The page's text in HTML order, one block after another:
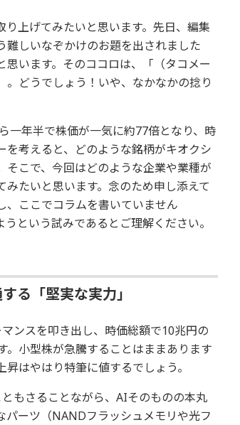
上げてみたいと思います。先日、編集
しいなぞかけのお題を出されました
思います。そのココロは、「（タコメー
どうでしょう！いや、なかなかの捻り
一年半で株価が一気に約77倍となり、時
考えると、どのような銘柄がキオクシ
こで、今回はどのような企業や業種が
たいと思います。念のため申し添えて
、ここでコラムを書いていません
という試みであるとご理解ください。
る「堅実な実力」
ンスを叩き出し、時価総額で10兆円の
。小型株が急騰することはままあります
はやはり特筆に値するでしょう。
もさることながら、AIそのものの本丸
ーツ（NANDフラッシュメモリや光フ